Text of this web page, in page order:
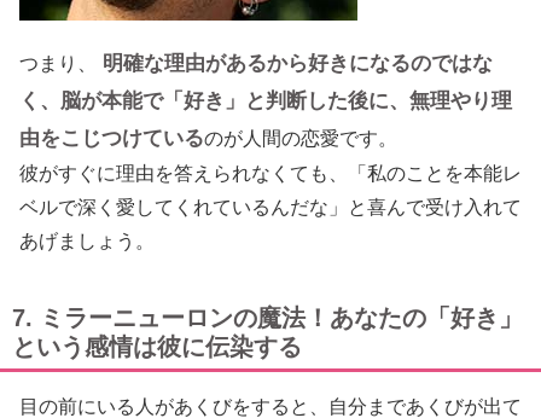
つまり、
明確な理由があるから好きになるのではな
く、脳が本能で「好き」と判断した後に、無理やり理
由をこじつけているのが人間の恋愛です。
彼がすぐに理由を答えられなくても、「私のことを本能レ
ベルで深く愛してくれているんだな」と喜んで受け入れて
あげましょう。
7. ミラーニューロンの魔法！あなたの「好き」
という感情は彼に伝染する
目の前にいる人があくびをすると、自分まであくびが出て